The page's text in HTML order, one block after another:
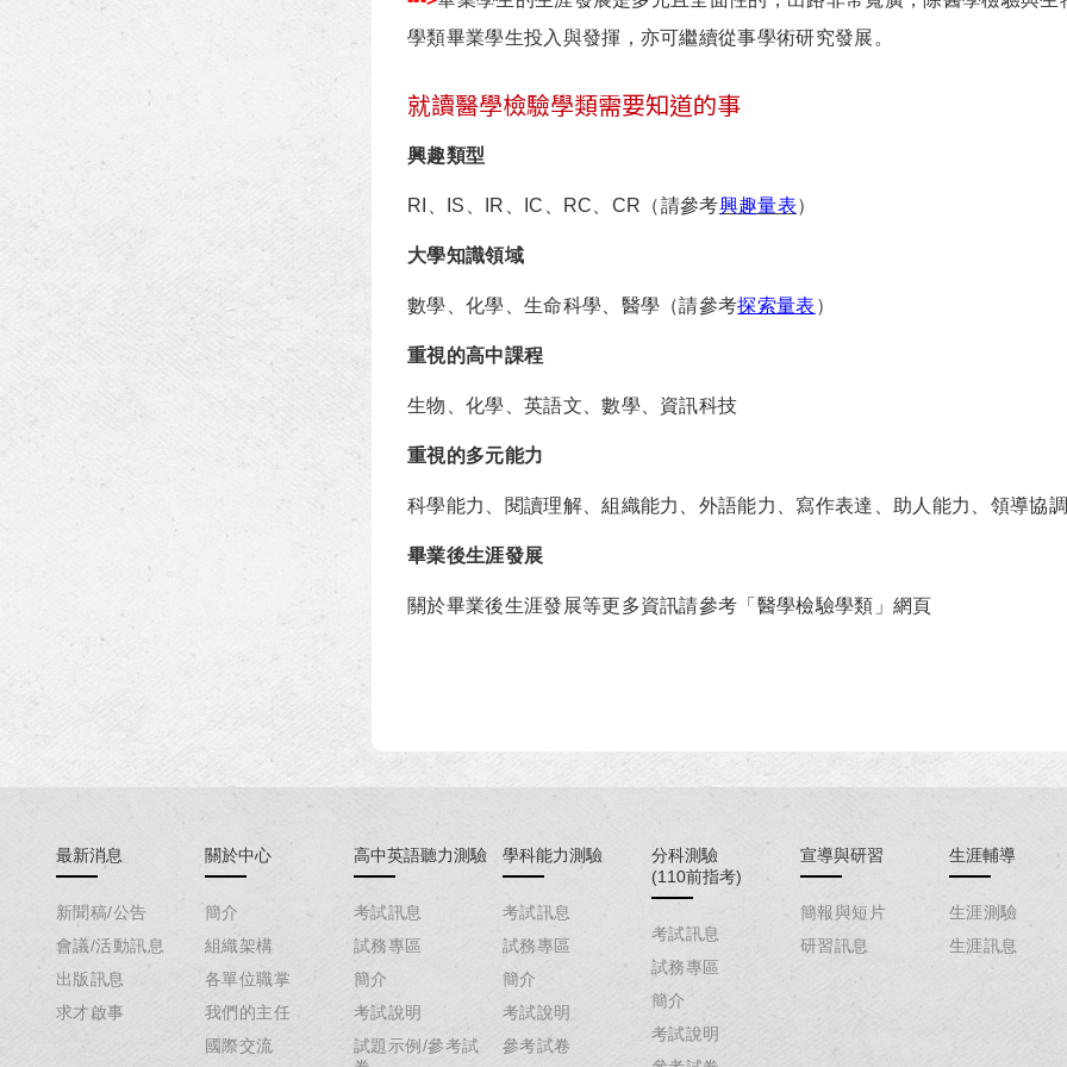
學類畢業學生投入與發揮，亦可繼續從事學術研究發展。
就讀醫學檢驗學類需要知道的事
興趣類型
RI、IS、IR、IC、RC、CR（請參考興趣量表）
大學知識領域
數學、化學、生命科學、醫學（請參考探索量表 ）
重視的高中課程
生物、化學、英語文、數學、資訊科技
重視的多元能力
科學能力、閱讀理解、組織能力、外語能力、寫作表達、助人能力、領導協調
畢業後生涯發展
關於畢業後生涯發展等更多資訊請參考「醫學檢驗學類」網頁
最新消息
新聞稿/公告
會議/活動訊息
出版訊息
求才啟事
關於中心
簡介
組織架構
各單位職掌
我們的主任
國際交流
高中英語聽力測驗
考試訊息
試務專區
簡介
考試說明
試題示例/參考試
學科能力測驗
考試訊息
試務專區
簡介
考試說明
參考試卷
分科測驗
(110前指考)
考試訊息
試務專區
簡介
考試說明
宣導與研習
簡報與短片
研習訊息
生涯輔導
生涯測驗
生涯訊息